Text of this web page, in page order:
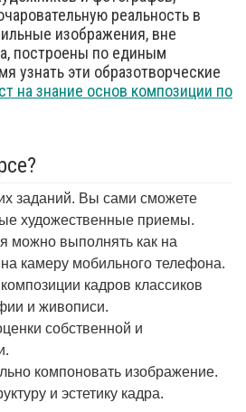
реальность в
изображения, вне
построены по единым
узнать эти образотворческие
на знание основ композиции по
заданий. Вы сами сможете
художественные приемы.
можно выполнять как на
камеру мобильного телефона.
кадров классиков
и живописи.
собственной и
компоновать изображение.
и эстетику кадра.